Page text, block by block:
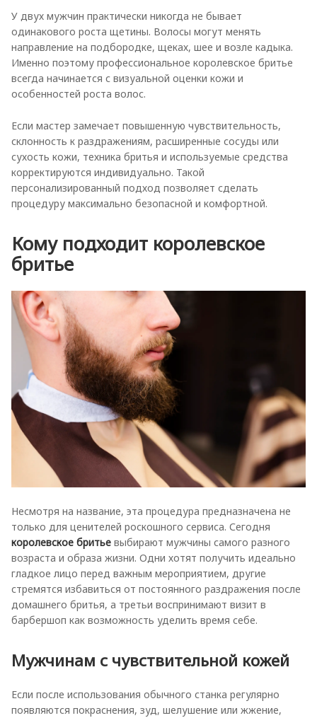
У двух мужчин практически никогда не бывает
одинакового роста щетины. Волосы могут менять
направление на подбородке, щеках, шее и возле кадыка.
Именно поэтому профессиональное королевское бритье
всегда начинается с визуальной оценки кожи и
особенностей роста волос.
Если мастер замечает повышенную чувствительность,
склонность к раздражениям, расширенные сосуды или
сухость кожи, техника бритья и используемые средства
корректируются индивидуально. Такой
персонализированный подход позволяет сделать
процедуру максимально безопасной и комфортной.
Кому подходит королевское
бритье
Несмотря на название, эта процедура предназначена не
только для ценителей роскошного сервиса. Сегодня
королевское бритье выбирают мужчины самого разного
возраста и образа жизни. Одни хотят получить идеально
гладкое лицо перед важным мероприятием, другие
стремятся избавиться от постоянного раздражения после
домашнего бритья, а третьи воспринимают визит в
барбершоп как возможность уделить время себе.
Мужчинам с чувствительной кожей
Если после использования обычного станка регулярно
появляются покраснения, зуд, шелушение или жжение,